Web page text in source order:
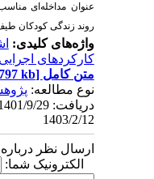
عنوان مداخله‌ای مناسب
روند زندگی کودکان طیف
واژه‌های کلیدی:
کارکردهای اجرایی،
متن کامل[PDF 797 kb]
نوع مطالعه:
1403/2/12
ارسال نظر درباره
الکترونیک شما: